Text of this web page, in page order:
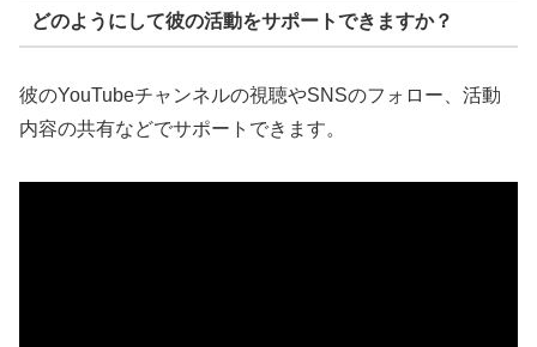
どのようにして彼の活動をサポートできますか？
彼のYouTubeチャンネルの視聴やSNSのフォロー、活動
内容の共有などでサポートできます。